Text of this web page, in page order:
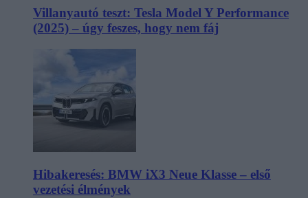
Villanyautó teszt: Tesla Model Y Performance
(2025) – úgy feszes, hogy nem fáj
Hibakeresés: BMW iX3 Neue Klasse – első
vezetési élmények